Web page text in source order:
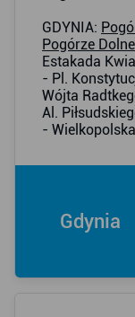
GDYNIA:
Pogórze Dolne
Estakada
- Pl.
Wójta
Al.
-
Gdynia